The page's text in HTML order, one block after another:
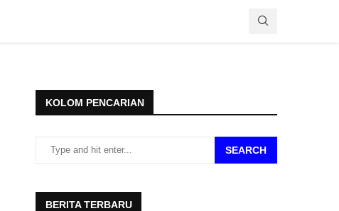
KOLOM PENCARIAN
SEARCH
BERITA TERBARU